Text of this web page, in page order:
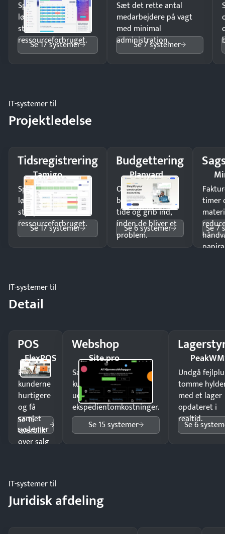
Spar tid på
lønberegning og få
styr på
ressourceforbruget.
Se 17 systemer
Sæt det rette antal
medarbejdere på vagt
med minimal
administration.
Se 7 systemer
IT-systemer til
Projektledelse
Tidsregistrering
Tamigo
Spar tid på
lønberegning og få
styr på
ressourceforbruget.
Se 17 systemer
Budgettering
Planyard
Opdag
budgetafvigelser i
tide og grib ind,
inden de bliver et
problem.
Se 6 systemer
timer
Se 7
IT-systemer til
Detail
POS
FlexPOS
Ekspedér
kunderne
hurtigere
og få
samlet
overblik
over salg
Se 15
systemer
Webshop
Site.pro
Sælg produkter 24/7 til
kunder i hele landet
uden
ekspedientomkostninger.
Se 15 systemer
Undgå
tomme
med et lager
opdateret i
realtid.
Se 6
IT-systemer til
Juridisk afdeling